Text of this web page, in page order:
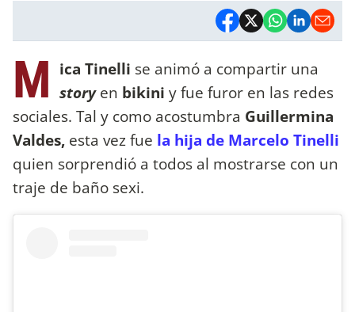
M ica Tinelli se animó a compartir una
storyen bikini y fue furor en las redes
sociales. Tal y como acostumbra Guillermina
Valdes, esta vez fue la hija de Marcelo Tinelli
quien sorprendió a todos al mostrarse con un
traje de baño sexi.